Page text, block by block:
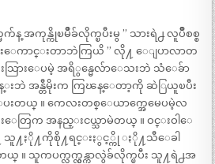
န္ အကုန္ကိုၿမိဳခ်လိုက္ၿပီးမွ ” သားရဲ႕ လူပ်ိဳစစ္စ
းေကာင္းတာဘဲကြယိ ” လို႔ ေျပာလာတ
သြားေပမဲ့ အရိွန္မေလ်ာေသးဘဲ သံေခ်ာ
ဘဲ အန္တီမိုးက ကြၽန္ေတာ့ကို ဆဲြယူၿပီး
တယ္ ။ ကေလးတစ္ေယာက္အေမေပမဲ့လ
တြက အနည္းငယ္သာမဲတယ္ ။ ဝင္းဝါေ
႔ သူ႔ႏို႔ကိုစို႔ရင္းႏွင့္ကို ႏို႔သီေခါ
ယ္ ။ သူကပက္လက္လွန္ကာလွဲခ်လိုက္ၿပီး သူ႔ရဲ႕အ